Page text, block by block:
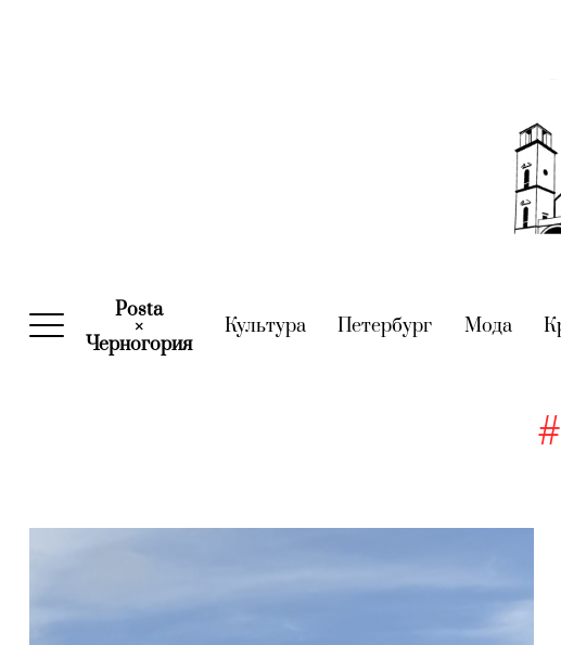
Posta
×
Черногория(current)
Культура(current)
Петербург (current)
Мода